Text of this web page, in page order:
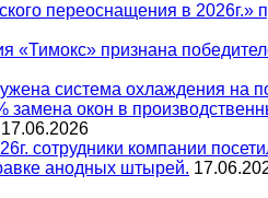
переоснащения в 2026г.»
«Тимокс» признана
система охлаждения
замена окон в
17.06.2026
сотрудники компании
анодных штырей.